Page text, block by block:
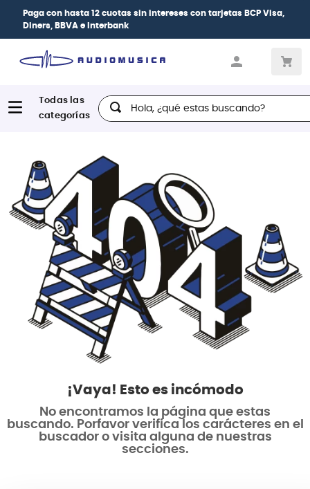
Paga con hasta 12 cuotas sin intereses con tarjetas BCP Visa,
Diners, BBVA e Interbank
Hola, ¿qué estas buscando?
¡Vaya! Esto es incómodo
No encontramos la página que estas
buscando. Porfavor verifica los carácteres en el
buscador o visita alguna de nuestras
secciones.